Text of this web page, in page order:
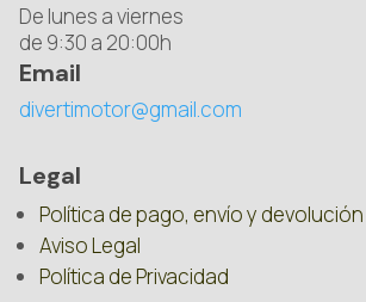
De lunes a viernes
de 9:30 a 20:00h
Email
divertimotor@gmail.com
Legal
Política de pago, envío y devolución
Aviso Legal
Política de Privacidad